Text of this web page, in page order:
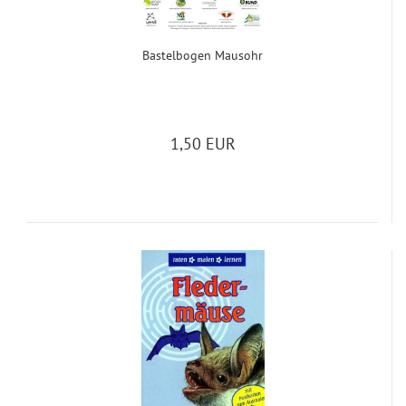
Bas­t­el­bo­gen Maus­ohr
1,50 EUR